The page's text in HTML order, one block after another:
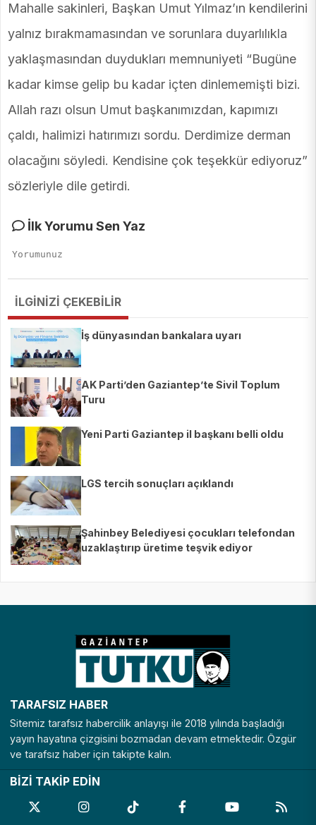
Mahalle sakinleri, Başkan Umut Yılmaz’ın kendilerini
yalnız bırakmamasından ve sorunlara duyarlılıkla
yaklaşmasından duydukları memnuniyeti “Bugüne
kadar kimse gelip bu kadar içten dinlememişti bizi.
Allah razı olsun Umut başkanımızdan, kapımızı
çaldı, halimizi hatırımızı sordu. Derdimize derman
olacağını söyledi. Kendisine çok teşekkür ediyoruz”
sözleriyle dile getirdi.
İlk Yorumu Sen Yaz
İLGİNİZİ ÇEKEBİLİR
İş dünyasından bankalara uyarı
AK Parti’den Gaziantep’te Sivil Toplum
Turu
Yeni Parti Gaziantep il başkanı belli oldu
LGS tercih sonuçları açıklandı
Şahinbey Belediyesi çocukları telefondan
uzaklaştırıp üretime teşvik ediyor
TARAFSIZ HABER
Sitemiz tarafsız habercilik anlayışı ile 2018 yılında başladığı
yayın hayatına çizgisini bozmadan devam etmektedir. Özgür
ve tarafsız haber için takipte kalın.
BİZİ TAKİP EDİN